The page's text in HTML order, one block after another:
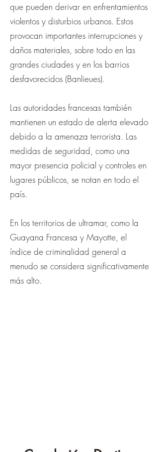
que pueden derivar en enfrentamientos
violentos y disturbios urbanos. Estos
provocan importantes interrupciones y
daños materiales, sobre todo en las
grandes ciudades y en los barrios
desfavorecidos (Banlieues).
Las autoridades francesas también
mantienen un estado de alerta elevado
debido a la amenaza terrorista. Las
medidas de seguridad, como una
mayor presencia policial y controles en
lugares públicos, se notan en todo el
país.
En los territorios de ultramar, como la
Guayana Francesa y Mayotte, el
índice de criminalidad general a
menudo se considera significativamente
más alto.